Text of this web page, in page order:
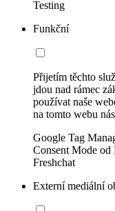
Testing
Funkční
Přijetím těchto
jdou nad rámec
používat naše
na tomto webu
Google Tag
Consent Mode
Freshchat
Externí mediální